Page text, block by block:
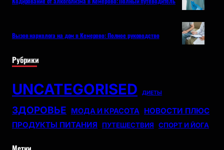
Вызов нарколога на дом в Кемерово: Полное руководство
Рубрики
UNCATEGORISED ДИЕТЫ
ЗДОРОВЬЕ МОДА И КРАСОТА НОВОСТИ ПЛЮС
ПРОДУКТЫ ПИТАНИЯ
ПУТЕШЕСТВИЯ СПОРТ И ЙОГА